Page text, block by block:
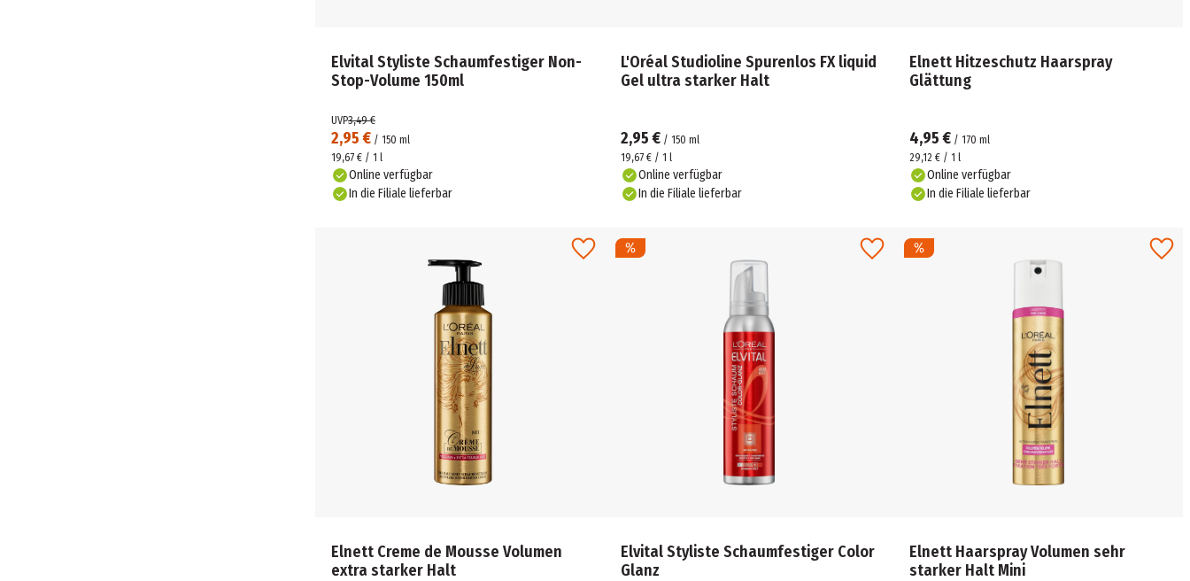
Elvital Styliste Schaumfestiger Non-
Stop-Volume 150ml
2,95 € / 150 ml
UVP3,49 €
19,67 € / 1 l
Online verfügbar
In die Filiale lieferbar
L'Oréal Studioline Spurenlos FX liquid
Gel ultra starker Halt
2,95 €/ 150 ml
19,67 € / 1 l
Online verfügbar
In die Filiale lieferbar
Elnett Hitzeschutz Haarspray
Glättung
4,95 € / 170 ml
29,12 € / 1 l
Online verfügbar
In die Filiale lieferbar
Elnett Creme de Mousse Volumen
extra starker Halt
Elvital Styliste Schaumfestiger Color
Glanz
Elnett Haarspray Volumen sehr
starker Halt Mini